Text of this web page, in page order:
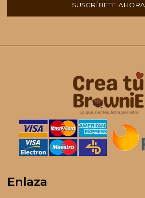
SUSCRÍBETE AHORA
Enlaza